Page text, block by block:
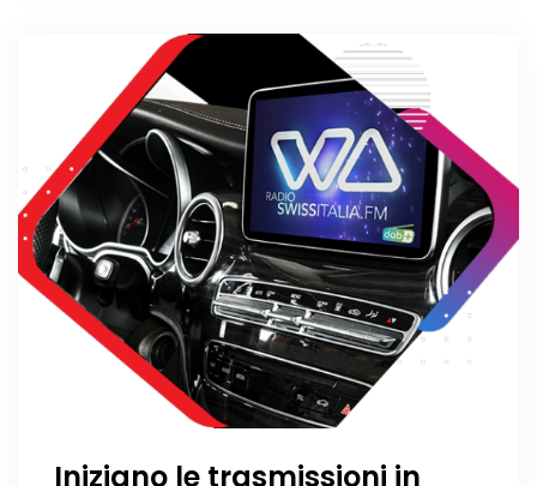
Iniziano le trasmissioni in